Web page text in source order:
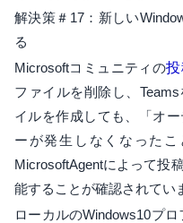
解決策＃17：新しい
る
Microsoftコミュニティの
ファイルを削除し、
イルを作成しても、「オ
ーが発生しなくなった
MicrosoftAgentによって投
能することが確認されてい
ローカルのWindows10プ